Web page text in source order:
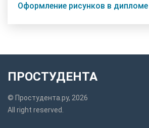
Оформление рисунков в
ПРОСТУДЕНТА
© Простудента.ру, 2026
All right reserved.